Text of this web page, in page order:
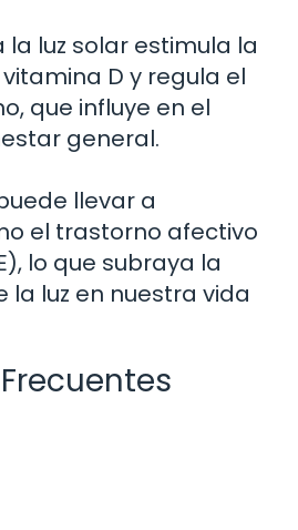
la luz solar estimula la
D y regula el
que influye en el
general.
llevar a
el trastorno afectivo
lo que subraya la
luz en nuestra vida